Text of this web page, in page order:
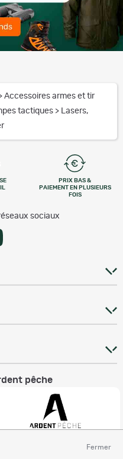
Fermer
Accessoires armes et tir
tactiques > Lasers,
PRIX BAS &
PAIEMENT EN PLUSIEURS
FOIS
sociaux
pêche